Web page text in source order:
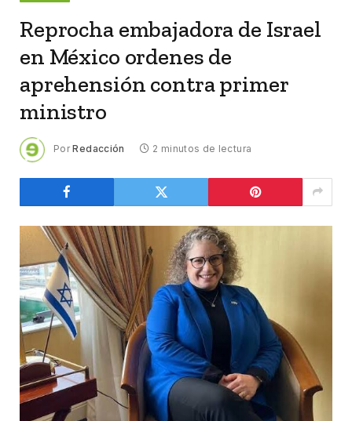
Reprocha embajadora de Israel
en México ordenes de
aprehensión contra primer
ministro
Por Redacción 2 minutos de lectura